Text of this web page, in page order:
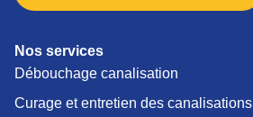
Nos services
Débouchage canalisation
Curage et entretien des canalisations